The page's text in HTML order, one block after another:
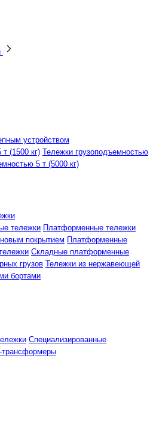
устройством
(1500 кг) Тележки грузоподъемностью
5 т (5000 кг)
тележки Платформенные тележки
покрытием Платформенные
Складные платформенные
грузов Тележки из нержавеющей
бортами
Специализированные
трансформеры